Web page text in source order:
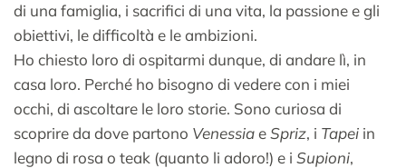
di una famiglia, i sacrifici di una vita, la passione e gli
obiettivi, le difficoltà e le ambizioni.
Ho chiesto loro di ospitarmi dunque, di andare lì, in
casa loro. Perché ho bisogno di vedere con i miei
occhi, di ascoltare le loro storie. Sono curiosa di
scoprire da dove partono VenessiaeSpriz, i Tapei in
legno di rosa o teak (quanto li adoro!) e i Supioni,